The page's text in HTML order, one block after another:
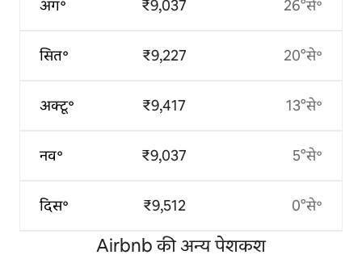
अग॰
सित॰
अक्टू॰
नव॰
दिस॰
₹9,037
₹9,227
₹9,417
₹9,037
₹9,512
26°से॰
20°से॰
13°से॰
5°से॰
0°से॰
Airbnb की अन्य पेशकश